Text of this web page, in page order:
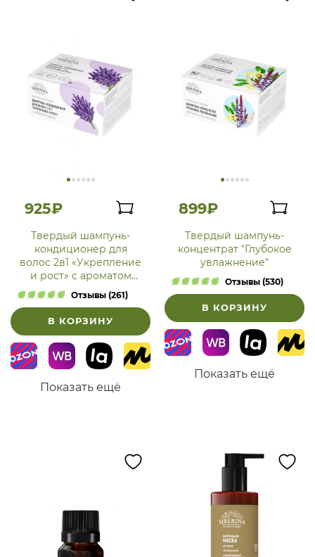
925₽
Твердый шампунь-
кондиционер для
волос 2в1 «Укрепление
и рост» с ароматом
лаванды
Отзывы (261)
В КОРЗИНУ
Показать ещё
899₽
Твердый шампунь-
концентрат "Глубокое
увлажнение"
Отзывы (530)
В КОРЗИНУ
Показать ещё